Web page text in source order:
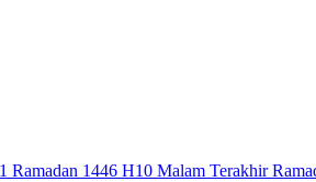
1 Ramadan 1446 H10 Malam Terakhir